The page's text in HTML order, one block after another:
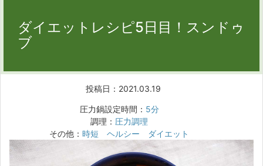
ダイエットレシピ5日目！スンドゥ
ブ
投稿日：2021.03.19
圧力鍋設定時間： 5分
調理： 圧力調理
その他： 時短 ヘルシー ダイエット